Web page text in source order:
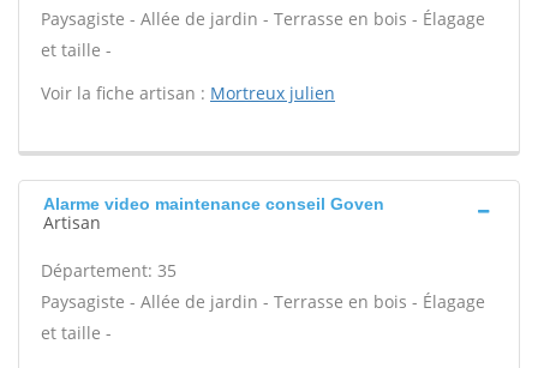
Paysagiste - Allée de jardin - Terrasse en bois - Élagage
et taille -
Voir la fiche artisan : Mortreux julien
Alarme video maintenance conseil Goven
Artisan
Département: 35
Paysagiste - Allée de jardin - Terrasse en bois - Élagage
et taille -